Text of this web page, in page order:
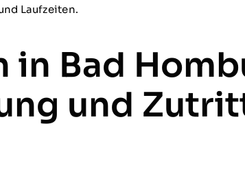
Laufzeiten.
in Bad
und